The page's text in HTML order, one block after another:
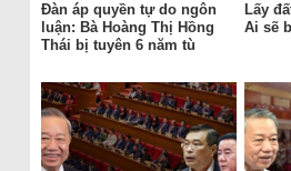
Đàn áp quyền tự do ngôn
luận: Bà Hoàng Thị Hồng
Thái bị tuyên 6 năm tù
Lấy
Ai sẽ